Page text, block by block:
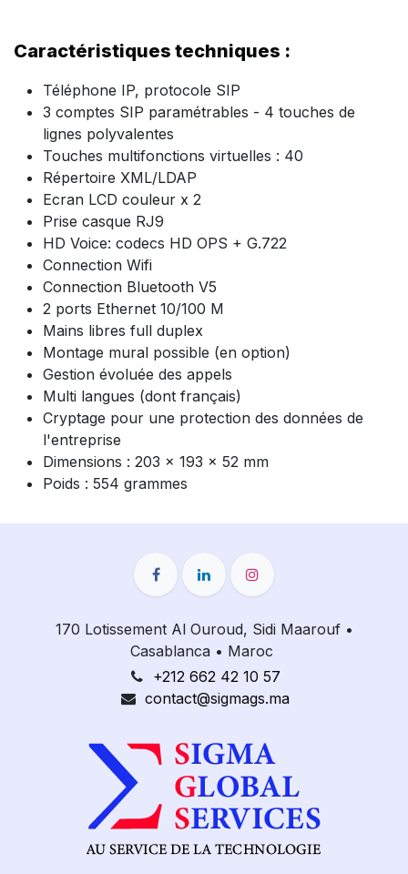
Caractéristiques techniques :
Téléphone IP, protocole SIP
3 comptes SIP paramétrables - 4 touches de
lignes polyvalentes
Touches multifonctions virtuelles : 40
Répertoire XML/LDAP
Ecran LCD couleur x 2
Prise casque RJ9
HD Voice: codecs HD OPS + G.722
Connection Wifi
Connection Bluetooth V5
2 ports Ethernet 10/100 M
Mains libres full duplex
Montage mural possible (en option)
Gestion évoluée des appels
Multi langues (dont français)
Cryptage pour une protection des données de
l'entreprise
Dimensions : 203 x 193 x 52 mm
Poids : 554 grammes
170 Lotissement Al Ouroud, Sidi Maarouf •
Casablanca • Maroc
+212 662 42 10 57
contact@sigmags.ma